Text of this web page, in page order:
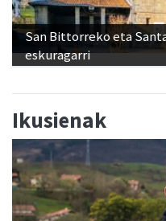
San Bittorreko eta
eskuragarri
Ikusienak